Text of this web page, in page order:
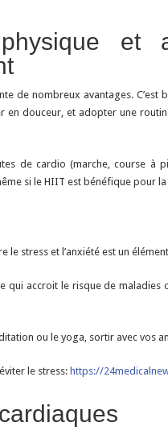
et
de nombreux avantages.
douceur, et adopter une
de cardio (marche, course
si le HIIT est bénéfique pour
le stress et l’anxiété est un
qui accroit le risque de
ou le yoga, sortir avec vos
le stress: https://